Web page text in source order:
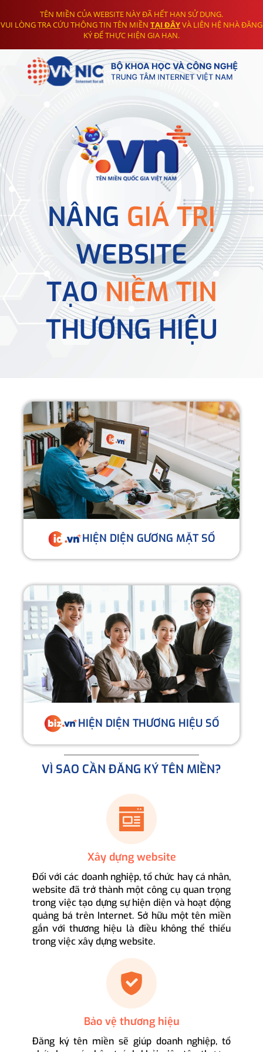
TÊN MIỀN CỦA WEBSITE NÀY ĐÃ HẾT HẠN SỬ DỤNG.
VUI LÒNG TRA CỨU THÔNG TIN TÊN MIỀN TẠI ĐÂYVÀ LIÊN HỆ NHÀ ĐĂNG
KÝ ĐỂ THỰC HIỆN GIA HẠN.
NÂNG GIÁ TRỊ
WEBSITE
TẠONIỀM TIN
THƯƠNG HIỆU
HIỆN DIỆN GƯƠNG MẶT SỐ
HIỆN DIỆN THƯƠNG HIỆU SỐ
VÌ SAO CẦN ĐĂNG KÝ TÊN MIỀN?
Xây dựng website
Đối với các doanh nghiệp, tổ chức hay cá nhân,
website đã trở thành một công cụ quan trọng
trong việc tạo dựng sự hiện diện và hoạt động
quảng bá trên Internet. Sở hữu một tên miền
gắn với thương hiệu là điều không thể thiếu
trong việc xây dựng website.
Bảo vệ thương hiệu
Đăng ký tên miền sẽ giúp doanh nghiệp, tổ